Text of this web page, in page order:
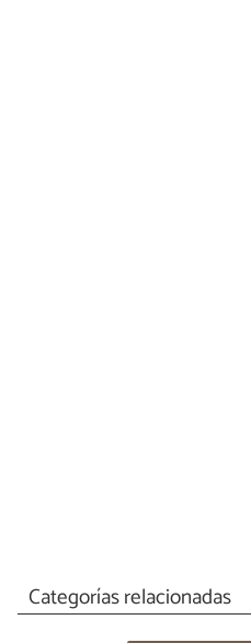
Categorías relacionadas